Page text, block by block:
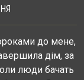
до мене,
дім, за
люди бачать